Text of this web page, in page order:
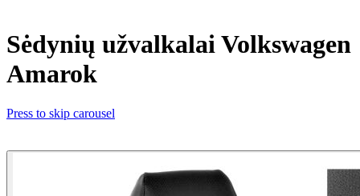
Sėdynių užvalkalai Volkswagen
Amarok
Press to skip carousel